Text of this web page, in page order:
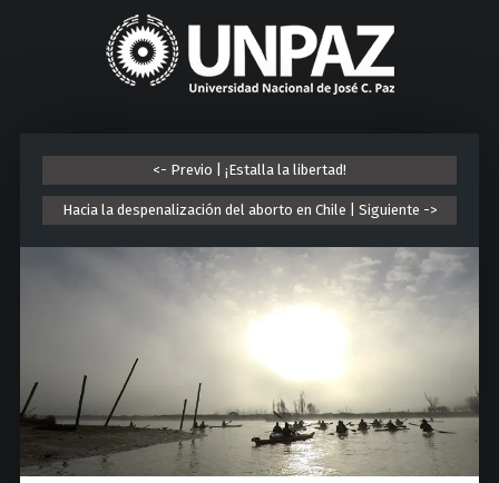
U
n
i
v
r
s
i
d
a
d
N
a
c
i
o
n
<- Previo | ¡Estalla la libertad!
Hacia la despenalización del aborto en Chile | Siguiente ->